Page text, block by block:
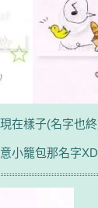
在樣子(名字也
小籠包那名字XD